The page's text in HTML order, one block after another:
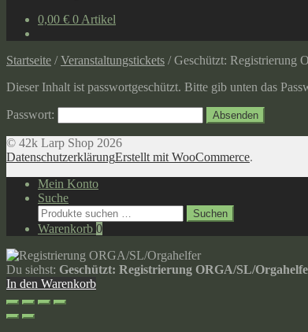
0,00 € 0 Artikel
Startseite /Veranstaltungstickets /Geschützt: Registrierung
Dieser Inhalt ist passwortgeschützt. Bitte gib unten das
Passwort:
© 42k Larp Shop 2026
DatenschutzerklärungErstellt mit WooCommerce.
Mein Konto
Suche
Suche
nach:
Suchen
Warenkorb 0
Du siehst: Geschützt: Registrierung ORGA/SL/
In den Warenkorb